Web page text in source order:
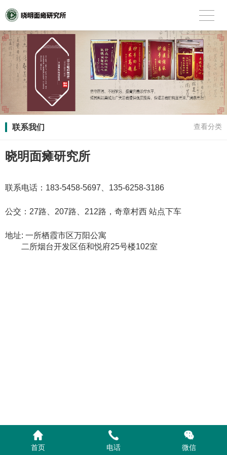
联系我们 查看分类
晓明面瘫研究所
联系电话： 183-5458-5697 135-6258-3186
公交：27路、207路、212路，奇章村西 站点下车
地址: 一所栖霞市区万阳公寓
二所烟台开发区佰和悦府25号楼102室
首页 电话 微信